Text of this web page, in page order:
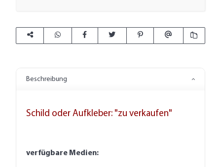
Beschreibung
Schild oder Aufkleber: "zu verkaufen"
verfügbare Medien: